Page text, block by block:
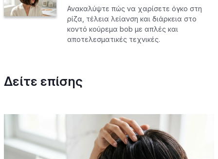
Ανακαλύψτε πώς να χαρίσετε όγκο στη
ρίζα, τέλεια λείανση και διάρκεια στο
κοντό κούρεμα bob με απλές και
αποτελεσματικές τεχνικές.
Δείτε επίσης